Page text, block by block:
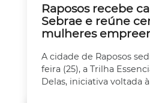
Raposos recebe
Sebrae e reúne
mulheres
A cidade de Raposos
feira (25), a Trilha
Delas, iniciativa voltada à